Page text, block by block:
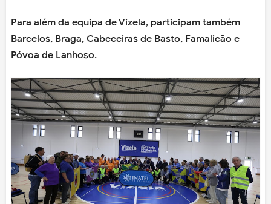
Para além da equipa de Vizela, participam também
Barcelos, Braga, Cabeceiras de Basto, Famalicão e
Póvoa de Lanhoso.